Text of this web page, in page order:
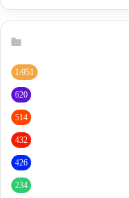
1٬951
620
514
432
426
234